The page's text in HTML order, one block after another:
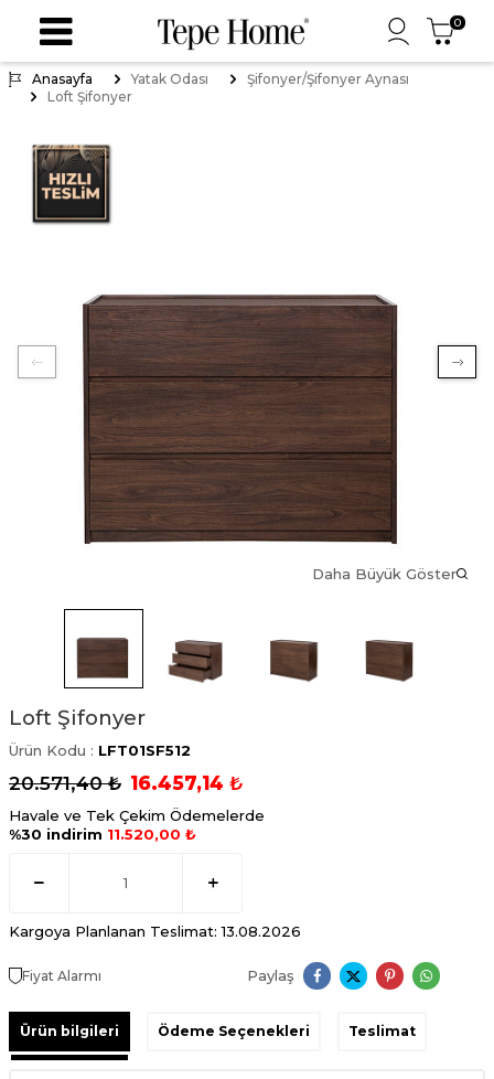
0
Anasayfa Yatak Odası
Şifonyer/Şifonyer Aynası
Loft Şifonyer
Daha Büyük Göster
Loft Şifonyer
Ürün Kodu : LFT01SF512
20.571,40₺ 16.457,14 ₺
Havale ve Tek Çekim Ödemelerde
%30 indirim 11.520,00 ₺
Kargoya Planlanan Teslimat: 13.08.2026
Fiyat Alarmı Paylaş
Ürün bilgileri Ödeme Seçenekleri Teslimat